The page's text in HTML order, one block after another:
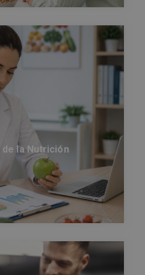
la Nutrición